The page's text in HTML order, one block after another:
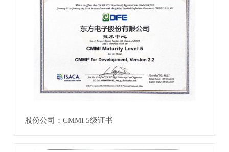
股份公司：CMMI 5级证书